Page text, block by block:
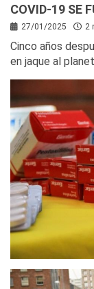
COVID-19 SE
27/01/2025 2
Cinco años
en jaque al